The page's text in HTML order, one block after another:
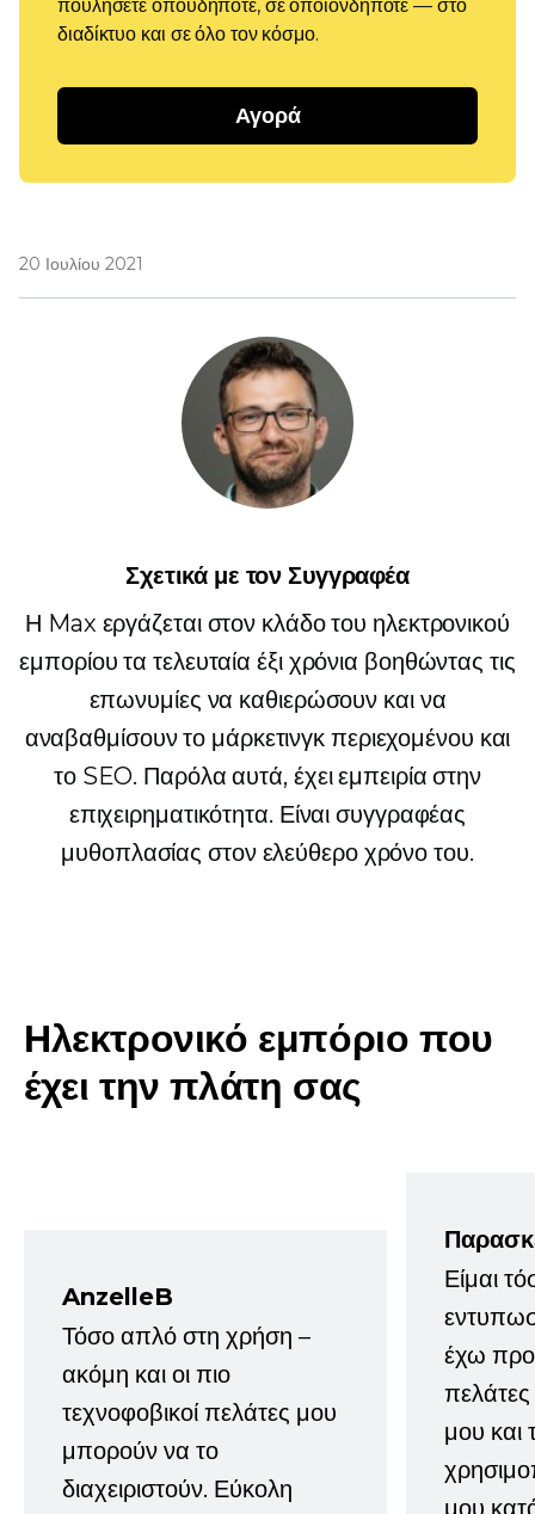
πουλήσετε οπουδήποτε, σε οποιονδήποτε — στο
διαδίκτυο και σε όλο τον κόσμο.
Αγορά
20 Ιουλίου 2021
Σχετικά με τον Συγγραφέα
Η Max εργάζεται στον κλάδο του ηλεκτρονικού
εμπορίου τα τελευταία έξι χρόνια βοηθώντας τις
επωνυμίες να καθιερώσουν και να
αναβαθμίσουν το μάρκετινγκ περιεχομένου και
το SEO. Παρόλα αυτά, έχει εμπειρία στην
επιχειρηματικότητα. Είναι συγγραφέας
μυθοπλασίας στον ελεύθερο χρόνο του.
Ηλεκτρονικό εμπόριο που
έχει την πλάτη σας
AnzelleB
Τόσο απλό στη χρήση –
ακόμη και οι πιο
τεχνοφοβικοί πελάτες μου
μπορούν να το
διαχειριστούν. Εύκολη
Είμαι
έχω
μου και
μου